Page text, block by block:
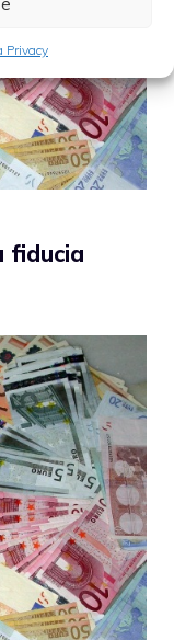
Privacy
fiducia